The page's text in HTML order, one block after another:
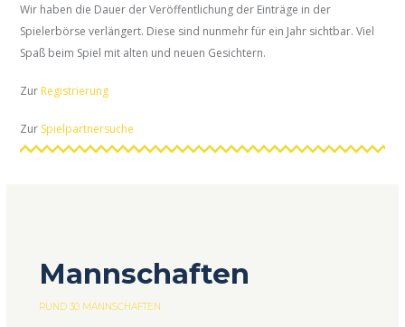
Wir haben die Dauer der Veröffentlichung der Einträge in der
Spielerbörse verlängert. Diese sind nunmehr für ein Jahr sichtbar. Viel
Spaß beim Spiel mit alten und neuen Gesichtern.
Zur Registrierung
Zur Spielpartnersuche
Mannschaften
RUND 30 MANNSCHAFTEN